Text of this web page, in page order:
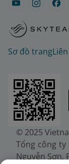
Sơ đồ trang
© 2025
Tổng công ty
Nguyễn Sơn,